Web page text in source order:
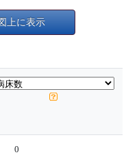
上に表示
0